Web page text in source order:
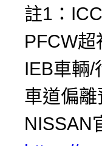
註1：
PFCW
IEB車輛/
車道偏
NISSAN